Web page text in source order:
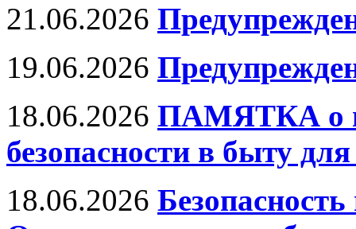
21.06.2026
19.06.2026
18.06.2026 ПАМЯТКА о
безопасности в быту
18.06.2026